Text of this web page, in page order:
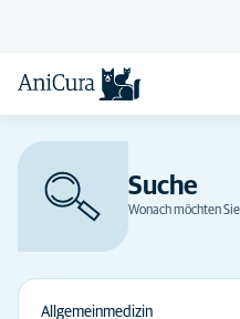
Suche
Wonach möchten